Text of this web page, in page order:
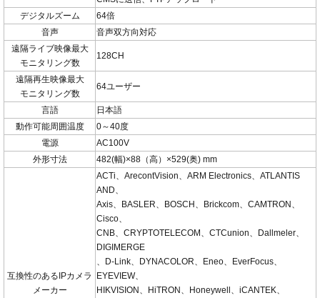
デジタルズーム
64倍
音声
音声双方向対応
遠隔ライブ映像最大
モニタリング数
128CH
遠隔再生映像最大
モニタリング数
64ユーザー
言語
日本語
動作可能周囲温度
0～40度
電源
AC100V
外形寸法
482(幅)×88（高）×529(奥) mm
互換性のあるIPカメラ
メーカー
ACTi、ArecontVision、ARM Electronics、ATLANTIS
AND、
Axis、BASLER、BOSCH、Brickcom、CAMTRON、
Cisco、
CNB、CRYPTOTELECOM、CTCunion、Dallmeler、
DIGIMERGE
、D-Link、DYNACOLOR、Eneo、EverFocus、
EYEVIEW、
HIKVISION、HiTRON、Honeywell、iCANTEK、